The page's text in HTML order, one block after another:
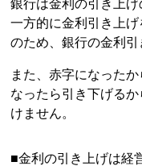
銀行は金利の引き上げ
一方的に金利引き上
のため、銀行の金利引
また、赤字になった
なったら引き下げる
けません。
■金利の引き上げは経